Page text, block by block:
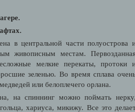
в центральной части полуострова
живописным местам.
мелкие перекаты, протоки
зеленью. Во время сплава
или белоплечего орлана.
на спиннинг можно поймать
хариуса, микижу. Все это